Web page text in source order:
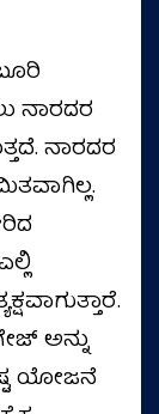
ನಾರದರ
ನಾರದರ
ಅನ್ನು
ಯೋಜನೆ